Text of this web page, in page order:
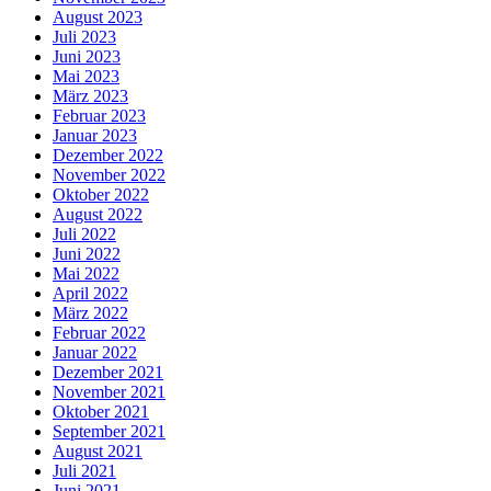
August 2023
Juli 2023
Juni 2023
Mai 2023
März 2023
Februar 2023
Januar 2023
Dezember 2022
November 2022
Oktober 2022
August 2022
Juli 2022
Juni 2022
Mai 2022
April 2022
März 2022
Februar 2022
Januar 2022
Dezember 2021
November 2021
Oktober 2021
September 2021
August 2021
Juli 2021